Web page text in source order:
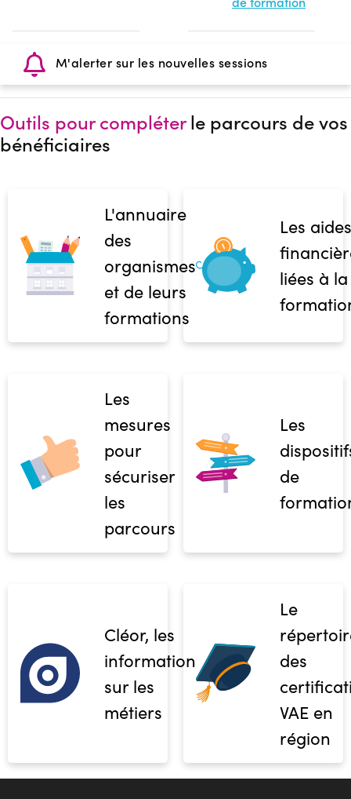
M'alerter sur les nouvelles sessions
Outils pour compléterle parcours de vos
bénéficiaires
L'annuaire
des
organismes
et de leurs
formations
Les aides
liées à la
Les
mesures
pour
sécuriser
les
parcours
Les
de
Cléor, les
informations
sur les
métiers
Le
des
VAE en
région